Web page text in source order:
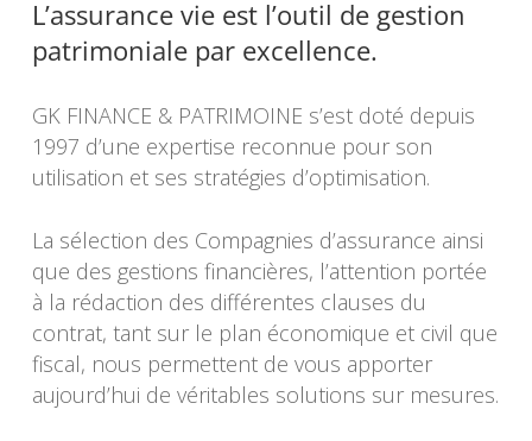
L’assurance vie est l’outil de gestion
patrimoniale par excellence.
GK FINANCE & PATRIMOINE s’est doté depuis
1997 d’une expertise reconnue pour son
utilisation et ses stratégies d’optimisation.
La sélection des Compagnies d’assurance ainsi
que des gestions financières, l’attention portée
à la rédaction des différentes clauses du
contrat, tant sur le plan économique et civil que
fiscal, nous permettent de vous apporter
aujourd’hui de véritables solutions sur mesures.